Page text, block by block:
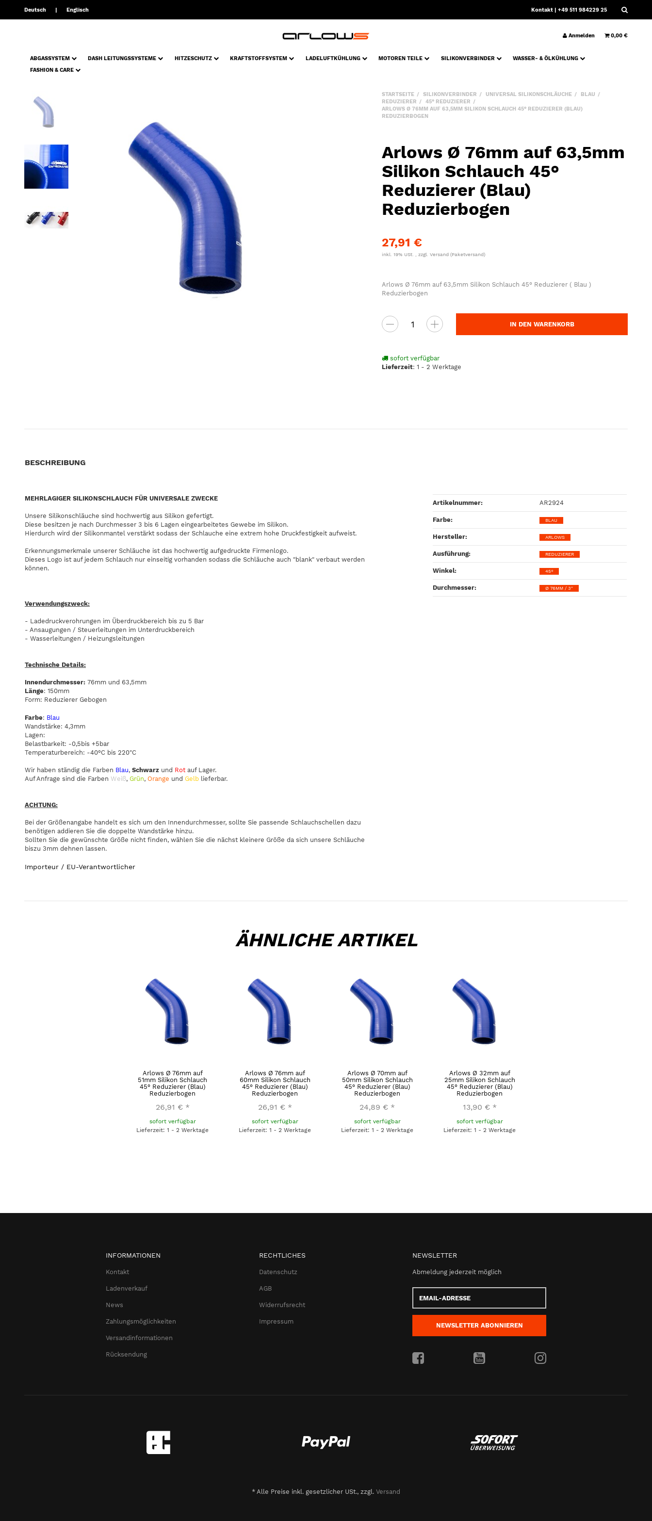
Deutsch Englisch Kontakt | +49 511 984229 25
Anmelden 0,00 €
ABGASSYSTEM DASH LEITUNGSSYSTEME HITZESCHUTZ KRAFTSTOFFSYSTEM LADELUFTKÜHLUNG MOTOREN TEILE SILIKONVERBINDER
WASSER- & ÖLKÜHLUNG
FASHION & CARE
STARTSEITE SILIKONVERBINDER UNIVERSAL SILIKONSCHLÄUCHE
BLAU
REDUZIERER
45° REDUZIERER
ARLOWS Ø 76MM AUF 63,5MM SILIKON SCHLAUCH 45° REDUZIERER (BLAU)
REDUZIERBOGEN
Arlows Ø 76mm auf 63,5mm
Silikon Schlauch 45°
Reduzierer (Blau)
Reduzierbogen
27,91 €
inkl. 19% USt. , zzgl.Versand(Paketversand)
Arlows Ø 76mm auf 63,5mm Silikon Schlauch 45° Reduzierer ( Blau )
Reduzierbogen
IN DEN WARENKORB
sofort verfügbar
Lieferzeit:1 - 2 Werktage
BESCHREIBUNG
MEHRLAGIGER SILIKONSCHLAUCH FÜR UNIVERSALE ZWECKE
Unsere Silikonschläuche sind hochwertig aus Silikon gefertigt.
Diese besitzen je nach Durchmesser 3 bis 6 Lagen eingearbeitetes Gewebe im Silikon.
Hierdurch wird der Silikonmantel verstärkt sodass der Schlauche eine extrem hohe Druckfestigkeit aufweist.
Erkennungsmerkmale unserer Schläuche ist das hochwertig aufgedruckte Firmenlogo.
Dieses Logo ist auf jedem Schlauch nur einseitig vorhanden sodass die Schläuche auch "blank" verbaut werden
können.
Verwendungszweck:
- Ladedruckverohrungen im Überdruckbereich bis zu 5 Bar
- Ansaugungen / Steuerleitungen im Unterdruckbereich
- Wasserleitungen / Heizungsleitungen
Technische Details:
Innendurchmesser: 76mm und 63,5mm
Länge: 150mm
Form: Reduzierer Gebogen
Farbe: Blau
Wandstärke: 4,3mm
Lagen:
Belastbarkeit: -0,5bis +5bar
Temperaturbereich: -40°C bis 220"C
Wir haben ständig die Farben Blau, Schwarz und Rot auf Lager.
Auf Anfrage sind die Farben Weiß, Grün, Orange und Gelb lieferbar.
ACHTUNG:
Bei der Größenangabe handelt es sich um den Innendurchmesser, sollte Sie passende Schlauchschellen dazu
benötigen addieren Sie die doppelte Wandstärke hinzu.
Sollten Sie die gewünschte Größe nicht finden, wählen Sie die nächst kleinere Größe da sich unsere Schläuche
biszu 3mm dehnen lassen.
Artikelnummer: AR2924
Farbe‍: BLAU
Hersteller‍: ARLOWS
Ausführung‍: REDUZIERER
Winkel‍: 45°
Durchmesser‍: Ø 76MM / 3"
Importeur / EU-Verantwortlicher
ÄHNLICHE ARTIKEL
Arlows Ø 76mm auf
51mm Silikon Schlauch
45° Reduzierer (Blau)
Reduzierbogen
26,91 € *
sofort verfügbar
Lieferzeit: 1 - 2 Werktage
Arlows Ø 76mm auf
60mm Silikon Schlauch
45° Reduzierer (Blau)
Reduzierbogen
26,91 € *
sofort verfügbar
Lieferzeit: 1 - 2 Werktage
Arlows Ø 70mm auf
50mm Silikon Schlauch
45° Reduzierer (Blau)
Reduzierbogen
24,89 € *
sofort verfügbar
Lieferzeit: 1 - 2 Werktage
Arlows Ø 32mm auf
25mm Silikon Schlauch
45° Reduzierer (Blau)
Reduzierbogen
13,90 € *
sofort verfügbar
Lieferzeit: 1 - 2 Werktage
INFORMATIONEN
Kontakt
Ladenverkauf
News
Zahlungsmöglichkeiten
Versandinformationen
Rücksendung
RECHTLICHES
Datenschutz
AGB
Widerrufsrecht
Impressum
NEWSLETTER
Abmeldung jederzeit möglich
Adresse
NEWSLETTER ABONNIEREN
* Alle Preise inkl. gesetzlicher USt., zzgl. Versand